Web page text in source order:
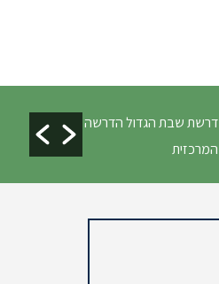
דרשת שבת הגדול הדרשה
המרכזית